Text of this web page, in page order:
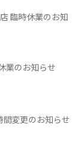
臨時休業のお知
業のお知らせ
間変更のお知らせ